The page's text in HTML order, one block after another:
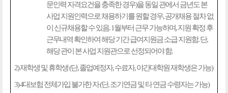
문인력 자격요건을 충족한 경우)을 동일 관에서 금년도 본
사업 지원인력으로 채용하기를 원할 경우,공개채용 절차 없
이 신규채용할 수 있음. 1월부터 근무 가능하며,지원 확정 후
근무내역 확인하여 해당 기간 급여지원금 소급 지원함.단,
해당 관이 본 사업 지원관으로 선정되어야 함.
2)재학생 및 휴학생(단,졸업예정자,수료자,야간대학원 재학생은 가능)
3) 4대보험 전체가입 불가한 자(단,조기연금 및 타 연금 수령자는 가능)